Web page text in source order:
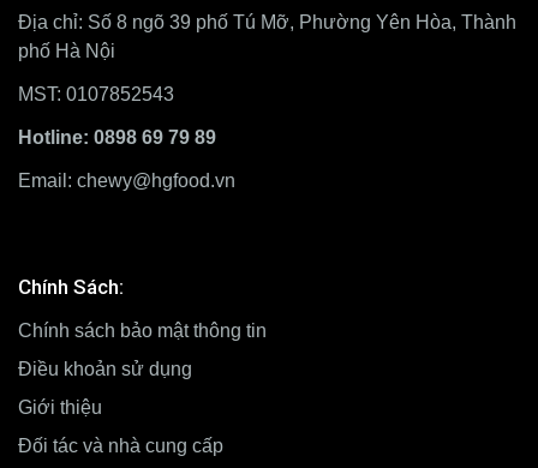
Địa chỉ: Số 8 ngõ 39 phố Tú Mỡ, Phường Yên Hòa, Thành
phố Hà Nội
MST: 0107852543
Hotline: 0898 69 79 89
Email: chewy@hgfood.vn
Chính Sách:
Chính sách bảo mật thông tin
Điều khoản sử dụng
Giới thiệu
Đối tác và nhà cung cấp